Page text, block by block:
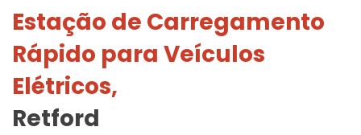
Estação de Carregamento
Rápido para Veículos
Elétricos,
Retford